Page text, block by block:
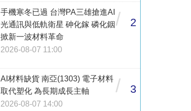
手機寒冬已過 台灣PA三雄搶進AI
光通訊與低軌衛星 砷化鎵 磷化銦
掀新一波材料革命
2026-08-07 11:00
/ 2
AI材料缺貨 南亞(1303) 電子材料
取代塑化 為長期成長主軸
2026-08-07 14:00
/ 3